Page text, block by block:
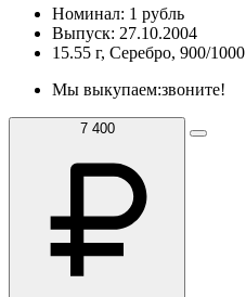
Номинал: 1 рубль
Выпуск: 27.10.2004
15.55 г, Серебро, 900/1000
Мы выкупаем:звоните!
7 400